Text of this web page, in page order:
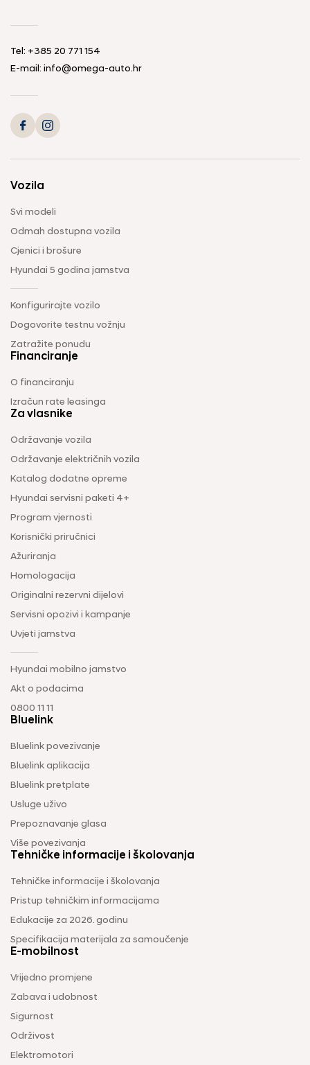
Tel: +385 20 771 154
E-mail: info@omega-auto.hr
Vozila
Svi modeli
Odmah dostupna vozila
Cjenici i brošure
Hyundai 5 godina jamstva
Konfigurirajte vozilo
Dogovorite testnu vožnju
Zatražite ponudu
Financiranje
O financiranju
Izračun rate leasinga
Za vlasnike
Održavanje vozila
Održavanje električnih vozila
Katalog dodatne opreme
Hyundai servisni paketi 4+
Program vjernosti
Korisnički priručnici
Ažuriranja
Homologacija
Originalni rezervni dijelovi
Servisni opozivi i kampanje
Uvjeti jamstva
Hyundai mobilno jamstvo
Akt o podacima
0800 11 11
Bluelink
Bluelink povezivanje
Bluelink aplikacija
Bluelink pretplate
Usluge uživo
Prepoznavanje glasa
Više povezivanja
Tehničke informacije i školovanja
Tehničke informacije i školovanja
Pristup tehničkim informacijama
Edukacije za 2026. godinu
Specifikacija materijala za samoučenje
E-mobilnost
Vrijedno promjene
Zabava i udobnost
Sigurnost
Održivost
Elektromotori